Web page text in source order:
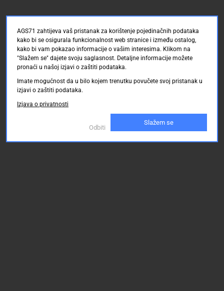
AGS71 zahtijeva vaš pristanak za korištenje pojedinačnih podataka
kako bi se osigurala funkcionalnost web stranice i između ostalog,
kako bi vam pokazao informacije o vašim interesima. Klikom na
"Slažem se" dajete svoju saglasnost. Detaljne informacije možete
pronaći u našoj izjavi o zaštiti podataka.
Imate mogućnost da u bilo kojem trenutku povučete svoj pristanak u
izjavi o zaštiti podataka.
Izjava o privatnosti
Odbiti
Slažem se